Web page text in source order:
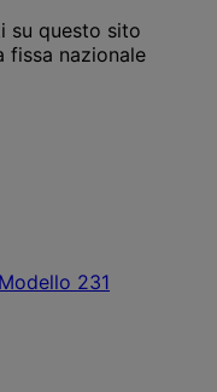
su questo sito
fissa nazionale
231